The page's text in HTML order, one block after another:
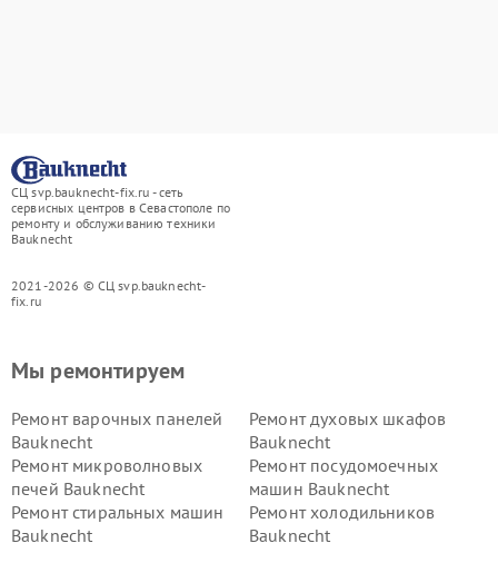
СЦ svp.bauknecht-fix.ru - сеть
сервисных центров в Севастополе по
ремонту и обслуживанию техники
Bauknecht
2021-2026 © СЦ svp.bauknecht-
fix.ru
Мы ремонтируем
Ремонт варочных панелей
Bauknecht
Ремонт духовых шкафов
Bauknecht
Ремонт микроволновых
печей Bauknecht
Ремонт посудомоечных
машин Bauknecht
Ремонт стиральных машин
Bauknecht
Ремонт холодильников
Bauknecht